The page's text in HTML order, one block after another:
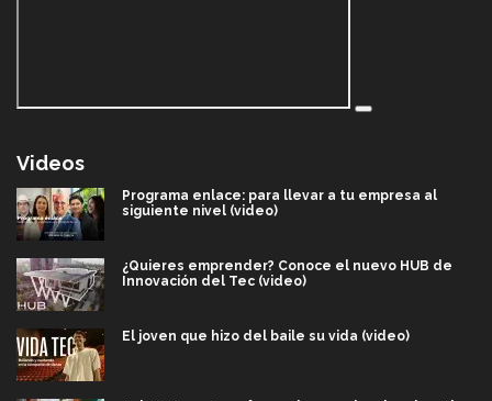
Videos
Programa enlace: para llevar a tu empresa al
siguiente nivel (video)
¿Quieres emprender? Conoce el nuevo HUB de
Innovación del Tec (video)
El joven que hizo del baile su vida (video)